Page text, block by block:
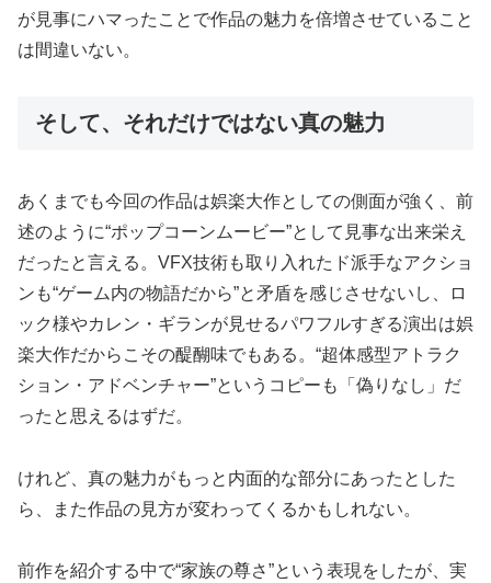
が見事にハマったことで作品の魅力を倍増させていること
は間違いない。
そして、それだけではない真の魅力
あくまでも今回の作品は娯楽大作としての側面が強く、前
述のように“ポップコーンムービー”として見事な出来栄え
だったと言える。VFX技術も取り入れたド派手なアクショ
ンも“ゲーム内の物語だから”と矛盾を感じさせないし、ロ
ック様やカレン・ギランが見せるパワフルすぎる演出は娯
楽大作だからこその醍醐味でもある。“超体感型アトラク
ション・アドベンチャー”というコピーも「偽りなし」だ
ったと思えるはずだ。
けれど、真の魅力がもっと内面的な部分にあったとした
ら、また作品の見方が変わってくるかもしれない。
前作を紹介する中で“家族の尊さ”という表現をしたが、実